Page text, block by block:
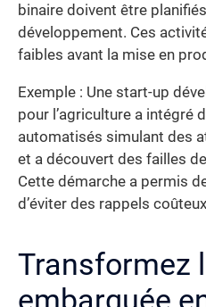
binaire doivent être
développement. Ces
faibles avant la mise en
Exemple : Une start-up
pour l’agriculture a intégré
automatisés simulant des
et a découvert des failles
Cette démarche a permis
d’éviter des rappels
Transformez
embarquée